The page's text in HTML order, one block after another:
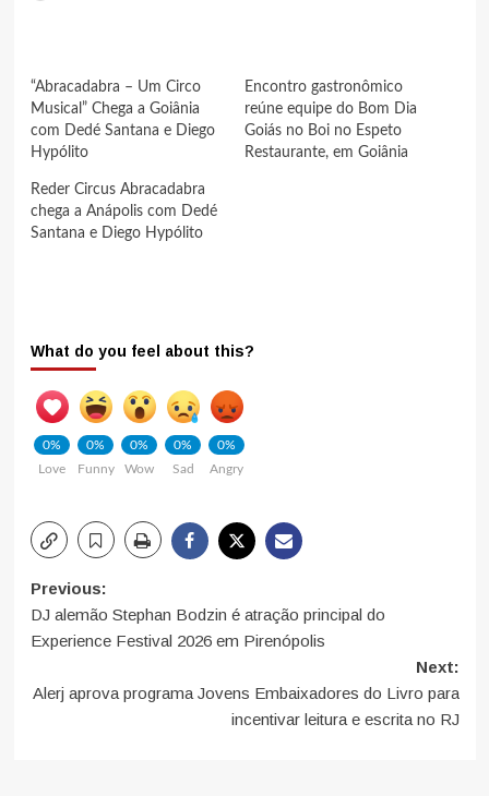
“Abracadabra – Um Circo
Musical” Chega a Goiânia
com Dedé Santana e Diego
Hypólito
Encontro gastronômico
reúne equipe do Bom Dia
Goiás no Boi no Espeto
Restaurante, em Goiânia
Reder Circus Abracadabra
chega a Anápolis com Dedé
Santana e Diego Hypólito
What do you feel about this?
0%
Love
0%
Funny
0%
Wow
0%
Sad
0%
Angry
Post
navigation
Previous:
DJ alemão Stephan Bodzin é atração principal do
Experience Festival 2026 em Pirenópolis
Next:
Alerj aprova programa Jovens Embaixadores do Livro para
incentivar leitura e escrita no RJ